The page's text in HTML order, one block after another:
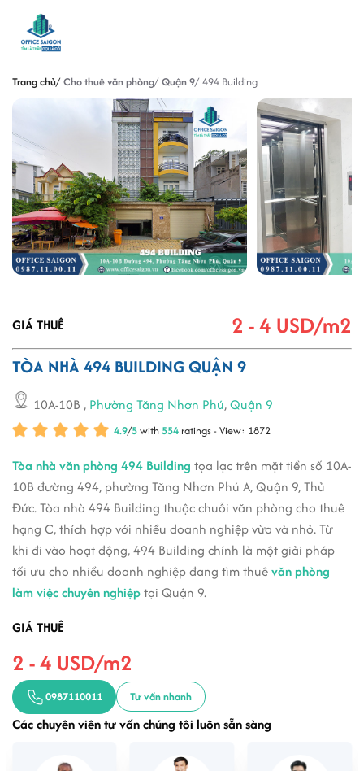
Trang chủ Cho thuê văn phòng Quận 9 494 Building
GIÁ THUÊ 2 - 4 USD/m2
TÒA NHÀ 494 BUILDING QUẬN 9
10A-10B , Phường Tăng Nhơn Phú,Quận 9
4.9/5with554 ratings - View: 1872
Tòa nhà văn phòng 494 Building tọa lạc trên mặt tiền số 10A-
10B đường 494, phường Tăng Nhơn Phú A, Quận 9, Thủ
Đức. Tòa nhà 494 Building thuộc chuỗi văn phòng cho thuê
hạng C, thích hợp với nhiều doanh nghiệp vừa và nhỏ. Từ
khi đi vào hoạt động, 494 Building chính là một giải pháp
tối ưu cho nhiều doanh nghiệp đang tìm thuêvăn phòng
làm việc chuyên nghiệptại Quận 9.
GIÁ THUÊ
2 - 4 USD/m2
0987110011 Tư vấn nhanh
Các chuyên viên tư vấn chúng tôi luôn sẵn sàng